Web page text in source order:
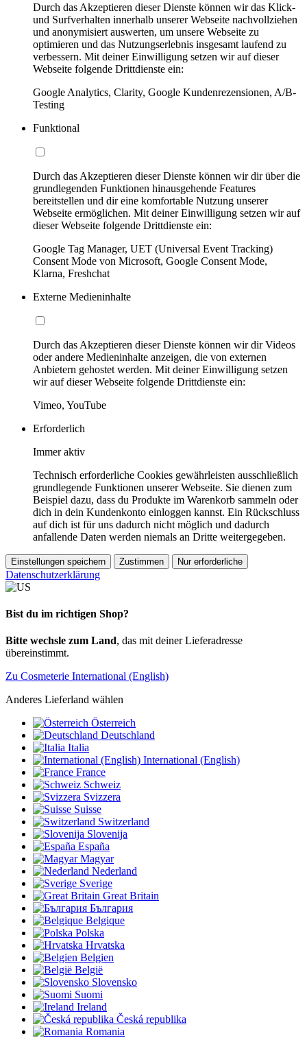
Durch das Akzeptieren dieser Dienste können wir das Klick-
und Surfverhalten innerhalb unserer Webseite nachvollziehen
und anonymisiert auswerten, um unsere Webseite zu
optimieren und das Nutzungserlebnis insgesamt laufend zu
verbessern. Mit deiner Einwilligung setzen wir auf dieser
Webseite folgende Drittdienste ein:
Google Analytics, Clarity, Google Kundenrezensionen, A/B-
Testing
Funktional
Durch das Akzeptieren dieser Dienste können wir dir über die
grundlegenden Funktionen hinausgehende Features
bereitstellen und dir eine komfortable Nutzung unserer
Webseite ermöglichen. Mit deiner Einwilligung setzen wir auf
dieser Webseite folgende Drittdienste ein:
Google Tag Manager, UET (Universal Event Tracking)
Consent Mode von Microsoft, Google Consent Mode,
Klarna, Freshchat
Externe Medieninhalte
Durch das Akzeptieren dieser Dienste können wir dir Videos
oder andere Medieninhalte anzeigen, die von externen
Anbietern gehostet werden. Mit deiner Einwilligung setzen
wir auf dieser Webseite folgende Drittdienste ein:
Vimeo, YouTube
Erforderlich
Immer aktiv
Technisch erforderliche Cookies gewährleisten ausschließlich
grundlegende Funktionen unserer Webseite. Sie dienen zum
Beispiel dazu, dass du Produkte im Warenkorb sammeln oder
dich in dein Kundenkonto einloggen kannst. Ein Rückschluss
auf dich ist für uns dadurch nicht möglich und dadurch
anfallende Daten werden niemals an Dritte weitergegeben.
Einstellungen speichern Zustimmen Nur erforderliche
Datenschutzerklärung
Bist du im richtigen Shop?
Bitte wechsle zum Land, das mit deiner Lieferadresse
übereinstimmt.
Zu Cosmeterie International (English)
Anderes Lieferland wählen
Österreich
Deutschland
Italia
International (English)
France
Schweiz
Svizzera
Suisse
Switzerland
Slovenija
España
Magyar
Nederland
Sverige
Great Britain
България
Belgique
Polska
Hrvatska
Belgien
België
Slovensko
Suomi
Ireland
Česká republika
Romania